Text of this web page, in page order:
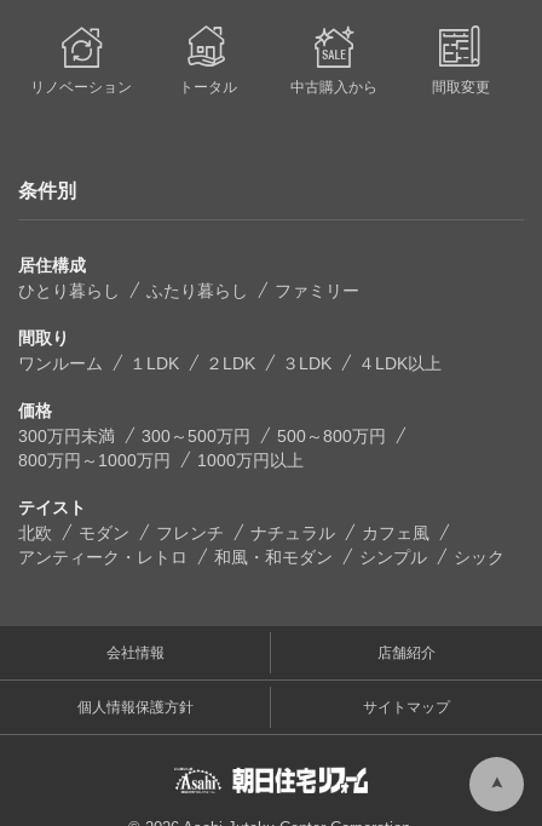
リノベーション トータル 中古購入から 間取変更
条件別
居住構成
ひとり暮らし
ふたり暮らし ファミリー
間取り
ワンルーム
１LDK ２LDK ３LDK ４LDK以上
価格
300万円未満
300～500万円
500～800万円
800万円～1000万円
1000万円以上
テイスト
北欧
モダン フレンチ ナチュラル
カフェ風
アンティーク・レトロ
和風・和モダン シンプル シック
会社情報 店舗紹介
個人情報保護方針 サイトマップ